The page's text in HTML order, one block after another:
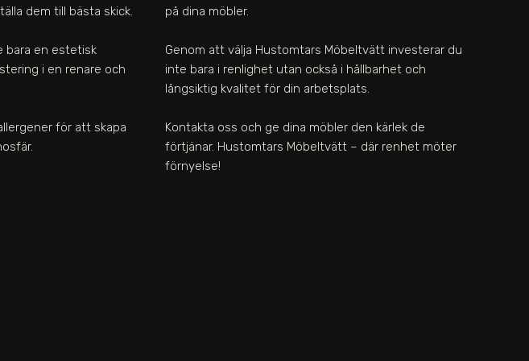
dem till bästa skick.
bara en estetisk
i en renare och
för att skapa
på dina möbler.
Genom att välja Hustomtars Möbeltvätt investerar du
inte bara i renlighet utan också i hållbarhet och
långsiktig kvalitet för din arbetsplats.
Kontakta oss och ge dina möbler den kärlek de
förtjänar. Hustomtars Möbeltvätt – där renhet möter
förnyelse!